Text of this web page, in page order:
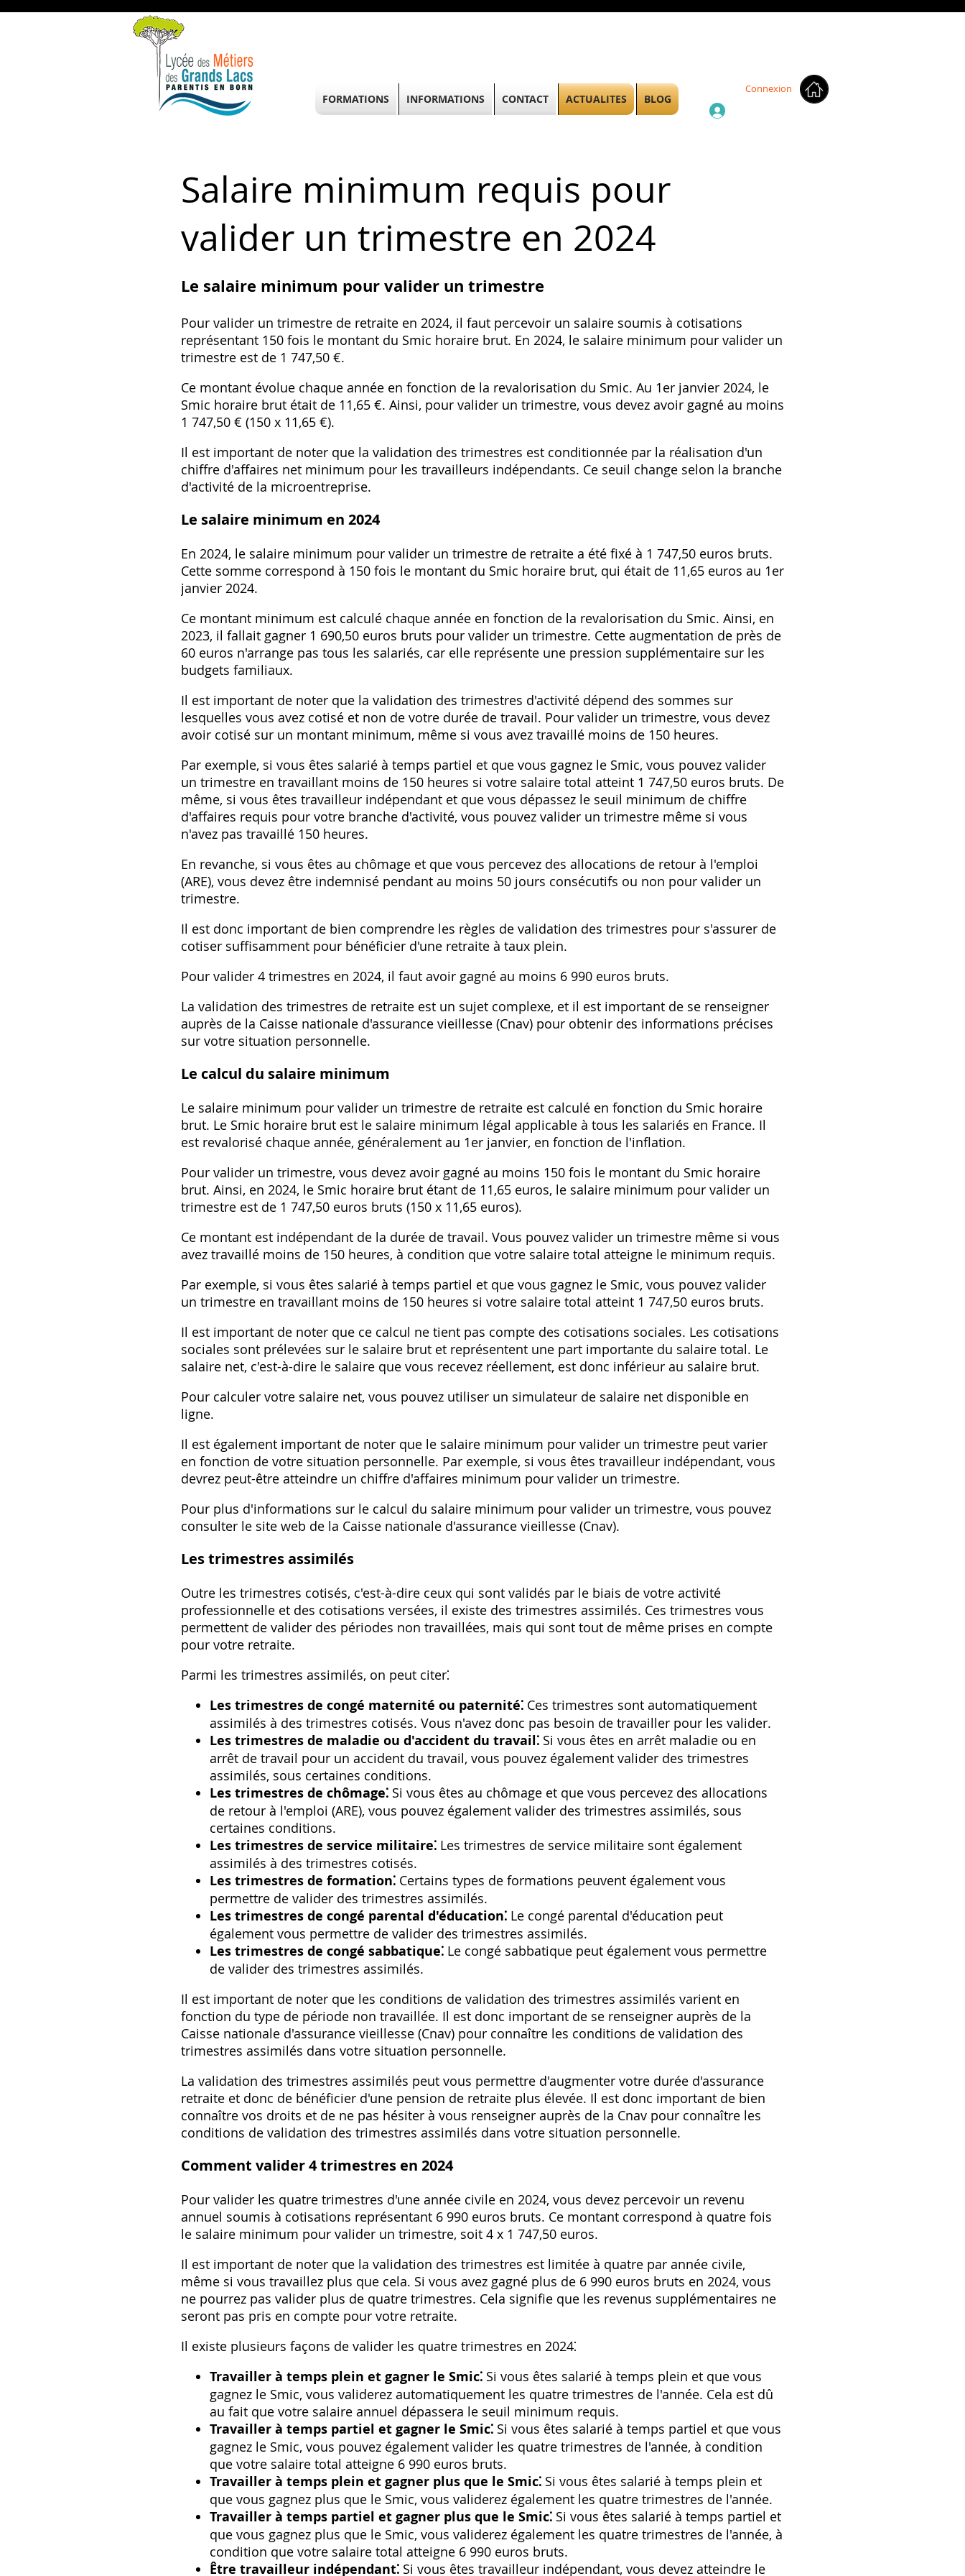
Connexion
Salaire minimum requis pour
valider un trimestre en 2024
Le salaire minimum pour valider un trimestre
Pour valider un trimestre de retraite en 2024, il faut percevoir un salaire soumis à cotisations
représentant 150 fois le montant du Smic horaire brut. En 2024, le salaire minimum pour valider un
trimestre est de 1 747,50 €.
Ce montant évolue chaque année en fonction de la revalorisation du Smic. Au 1er janvier 2024, le
Smic horaire brut était de 11,65 €. Ainsi, pour valider un trimestre, vous devez avoir gagné au moins
1 747,50 € (150 x 11,65 €).
Il est important de noter que la validation des trimestres est conditionnée par la réalisation d'un
chiffre d'affaires net minimum pour les travailleurs indépendants. Ce seuil change selon la branche
d'activité de la microentreprise.
Le salaire minimum en 2024
En 2024, le salaire minimum pour valider un trimestre de retraite a été fixé à 1 747,50 euros bruts.
Cette somme correspond à 150 fois le montant du Smic horaire brut, qui était de 11,65 euros au 1er
janvier 2024.
Ce montant minimum est calculé chaque année en fonction de la revalorisation du Smic. Ainsi, en
2023, il fallait gagner 1 690,50 euros bruts pour valider un trimestre. Cette augmentation de près de
60 euros n'arrange pas tous les salariés, car elle représente une pression supplémentaire sur les
budgets familiaux.
Il est important de noter que la validation des trimestres d'activité dépend des sommes sur
lesquelles vous avez cotisé et non de votre durée de travail. Pour valider un trimestre, vous devez
avoir cotisé sur un montant minimum, même si vous avez travaillé moins de 150 heures.
Par exemple, si vous êtes salarié à temps partiel et que vous gagnez le Smic, vous pouvez valider
un trimestre en travaillant moins de 150 heures si votre salaire total atteint 1 747,50 euros bruts. De
même, si vous êtes travailleur indépendant et que vous dépassez le seuil minimum de chiffre
d'affaires requis pour votre branche d'activité, vous pouvez valider un trimestre même si vous
n'avez pas travaillé 150 heures.
En revanche, si vous êtes au chômage et que vous percevez des allocations de retour à l'emploi
(ARE), vous devez être indemnisé pendant au moins 50 jours consécutifs ou non pour valider un
trimestre.
Il est donc important de bien comprendre les règles de validation des trimestres pour s'assurer de
cotiser suffisamment pour bénéficier d'une retraite à taux plein.
Pour valider 4 trimestres en 2024, il faut avoir gagné au moins 6 990 euros bruts.
La validation des trimestres de retraite est un sujet complexe, et il est important de se renseigner
auprès de la Caisse nationale d'assurance vieillesse (Cnav) pour obtenir des informations précises
sur votre situation personnelle.
Le calcul du salaire minimum
Le salaire minimum pour valider un trimestre de retraite est calculé en fonction du Smic horaire
brut. Le Smic horaire brut est le salaire minimum légal applicable à tous les salariés en France. Il
est revalorisé chaque année, généralement au 1er janvier, en fonction de l'inflation.
Pour valider un trimestre, vous devez avoir gagné au moins 150 fois le montant du Smic horaire
brut. Ainsi, en 2024, le Smic horaire brut étant de 11,65 euros, le salaire minimum pour valider un
trimestre est de 1 747,50 euros bruts (150 x 11,65 euros).
Ce montant est indépendant de la durée de travail. Vous pouvez valider un trimestre même si vous
avez travaillé moins de 150 heures, à condition que votre salaire total atteigne le minimum requis.
Par exemple, si vous êtes salarié à temps partiel et que vous gagnez le Smic, vous pouvez valider
un trimestre en travaillant moins de 150 heures si votre salaire total atteint 1 747,50 euros bruts.
Il est important de noter que ce calcul ne tient pas compte des cotisations sociales. Les cotisations
sociales sont prélevées sur le salaire brut et représentent une part importante du salaire total. Le
salaire net, c'est-à-dire le salaire que vous recevez réellement, est donc inférieur au salaire brut.
Pour calculer votre salaire net, vous pouvez utiliser un simulateur de salaire net disponible en
ligne.
Il est également important de noter que le salaire minimum pour valider un trimestre peut varier
en fonction de votre situation personnelle. Par exemple, si vous êtes travailleur indépendant, vous
devrez peut-être atteindre un chiffre d'affaires minimum pour valider un trimestre.
Pour plus d'informations sur le calcul du salaire minimum pour valider un trimestre, vous pouvez
consulter le site web de la Caisse nationale d'assurance vieillesse (Cnav).
Les trimestres assimilés
Outre les trimestres cotisés, c'est-à-dire ceux qui sont validés par le biais de votre activité
professionnelle et des cotisations versées, il existe des trimestres assimilés. Ces trimestres vous
permettent de valider des périodes non travaillées, mais qui sont tout de même prises en compte
pour votre retraite.
Parmi les trimestres assimilés, on peut citer⁚
Les trimestres de congé maternité ou paternité⁚ Ces trimestres sont automatiquement
assimilés à des trimestres cotisés. Vous n'avez donc pas besoin de travailler pour les valider.
Les trimestres de maladie ou d'accident du travail⁚ Si vous êtes en arrêt maladie ou en
arrêt de travail pour un accident du travail, vous pouvez également valider des trimestres
assimilés, sous certaines conditions.
Les trimestres de chômage⁚ Si vous êtes au chômage et que vous percevez des allocations
de retour à l'emploi (ARE), vous pouvez également valider des trimestres assimilés, sous
certaines conditions.
Les trimestres de service militaire⁚ Les trimestres de service militaire sont également
assimilés à des trimestres cotisés.
Les trimestres de formation⁚ Certains types de formations peuvent également vous
permettre de valider des trimestres assimilés.
Les trimestres de congé parental d'éducation⁚ Le congé parental d'éducation peut
également vous permettre de valider des trimestres assimilés.
Les trimestres de congé sabbatique⁚ Le congé sabbatique peut également vous permettre
de valider des trimestres assimilés.
Il est important de noter que les conditions de validation des trimestres assimilés varient en
fonction du type de période non travaillée. Il est donc important de se renseigner auprès de la
Caisse nationale d'assurance vieillesse (Cnav) pour connaître les conditions de validation des
trimestres assimilés dans votre situation personnelle.
La validation des trimestres assimilés peut vous permettre d'augmenter votre durée d'assurance
retraite et donc de bénéficier d'une pension de retraite plus élevée. Il est donc important de bien
connaître vos droits et de ne pas hésiter à vous renseigner auprès de la Cnav pour connaître les
conditions de validation des trimestres assimilés dans votre situation personnelle.
Comment valider 4 trimestres en 2024
Pour valider les quatre trimestres d'une année civile en 2024, vous devez percevoir un revenu
annuel soumis à cotisations représentant 6 990 euros bruts. Ce montant correspond à quatre fois
le salaire minimum pour valider un trimestre, soit 4 x 1 747,50 euros.
Il est important de noter que la validation des trimestres est limitée à quatre par année civile,
même si vous travaillez plus que cela. Si vous avez gagné plus de 6 990 euros bruts en 2024, vous
ne pourrez pas valider plus de quatre trimestres. Cela signifie que les revenus supplémentaires ne
seront pas pris en compte pour votre retraite.
Il existe plusieurs façons de valider les quatre trimestres en 2024⁚
Travailler à temps plein et gagner le Smic⁚ Si vous êtes salarié à temps plein et que vous
gagnez le Smic, vous validerez automatiquement les quatre trimestres de l'année. Cela est dû
au fait que votre salaire annuel dépassera le seuil minimum requis.
Travailler à temps partiel et gagner le Smic⁚ Si vous êtes salarié à temps partiel et que vous
gagnez le Smic, vous pouvez également valider les quatre trimestres de l'année, à condition
que votre salaire total atteigne 6 990 euros bruts.
Travailler à temps plein et gagner plus que le Smic⁚ Si vous êtes salarié à temps plein et
que vous gagnez plus que le Smic, vous validerez également les quatre trimestres de l'année.
Travailler à temps partiel et gagner plus que le Smic⁚ Si vous êtes salarié à temps partiel et
que vous gagnez plus que le Smic, vous validerez également les quatre trimestres de l'année, à
condition que votre salaire total atteigne 6 990 euros bruts.
Être travailleur indépendant⁚ Si vous êtes travailleur indépendant, vous devez atteindre le
FORMATIONS INFORMATIONS CONTACT ACTUALITES BLOG